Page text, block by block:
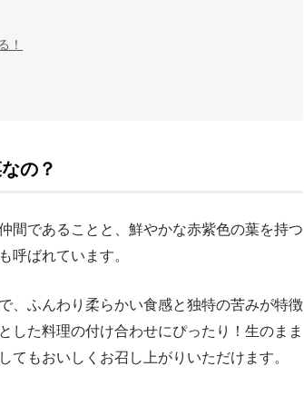
！
の？
間であることと、鮮やかな赤紫色の葉を持つ
呼ばれています。
、ふんわり柔らかい食感と独特の苦みが特徴
した料理の付け合わせにぴったり！生のまま
もおいしくお召し上がりいただけます。